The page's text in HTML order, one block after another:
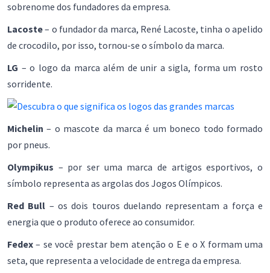
sobrenome dos fundadores da empresa.
Lacoste– o fundador da marca, René Lacoste, tinha o apelido
de crocodilo, por isso, tornou-se o símbolo da marca.
LG – o logo da marca além de unir a sigla, forma um rosto
sorridente.
Michelin – o mascote da marca é um boneco todo formado
por pneus.
Olympikus – por ser uma marca de artigos esportivos, o
símbolo representa as argolas dos Jogos Olímpicos.
Red Bull – os dois touros duelando representam a força e
energia que o produto oferece ao consumidor.
Fedex – se você prestar bem atenção o E e o X formam uma
seta, que representa a velocidade de entrega da empresa.